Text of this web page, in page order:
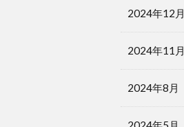
2024年12月
2024年11月
2024年8月